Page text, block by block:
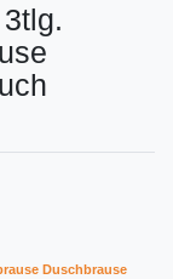
Duschbrause